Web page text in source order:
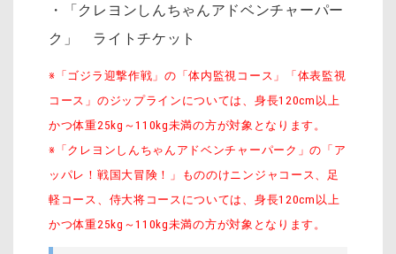
・「クレヨンしんちゃんアドベンチャーパー
ク」 ライトチケット
※「ゴジラ迎撃作戦」の「体内監視コース」「体表監視
コース」のジップラインについては、身長120cm以上
かつ体重25kg～110kg未満の方が対象となります。
※「クレヨンしんちゃんアドベンチャーパーク」の「ア
ッパレ！戦国大冒険！」もののけニンジャコース、足
軽コース、侍大将コースについては、身長120cm以上
かつ体重25kg～110kg未満の方が対象となります。